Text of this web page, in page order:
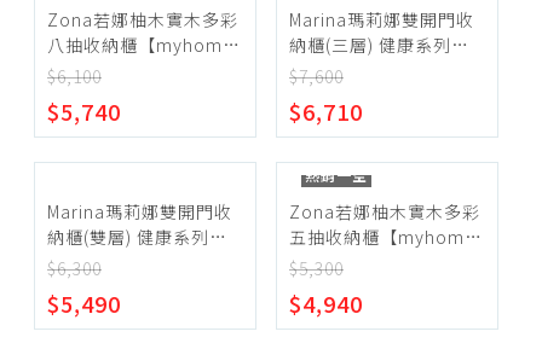
Zona若娜柚木實木多彩
八抽收納櫃【myhome8
居家無限】
$6,100
$5,740
Marina瑪莉娜雙開門收
納櫃(三層) 健康系列
【myhome8居家無限】
$7,600
$6,710
Marina瑪莉娜雙開門收
納櫃(雙層) 健康系列
【myhome8居家無限】
$6,300
$5,490
熱銷一空
Zona若娜柚木實木多彩
五抽收納櫃【myhome8
居家無限】
$5,300
$4,940